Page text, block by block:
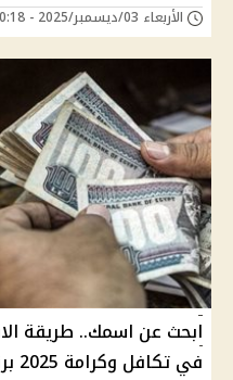
الأربعاء 03/ديسمبر/2025 - 10:18 ص
ابحث عن اسمك.. طريقة
في تكافل وكرامة 2025 برقم البطاقة